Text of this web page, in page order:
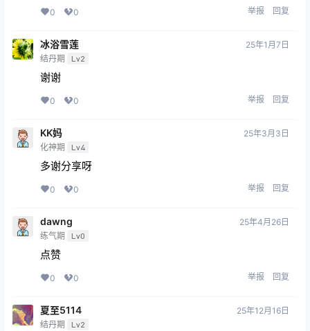
0 0 举报 回复
冰浴雪莲
结丹期 Lv2
25年1月7日
谢谢
0 0 举报 回复
KK妈
化神期 Lv4
25年3月3日
多谢分享呀
0 0 举报 回复
dawng
练气期 Lv0
25年4月26日
点赞
0 0 举报 回复
夏至5114
结丹期 Lv2
25年12月16日